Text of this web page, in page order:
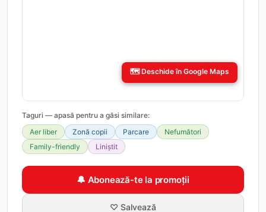
🗺️Deschide în Google Maps
Taguri — apasă pentru a găsi similare:
Aer liber
Zonă copii Parcare
Nefumători
Family-friendly
Liniștit
🔔 Abonează-te la promoții
♡ Salvează